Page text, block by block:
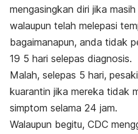
mengasingkan diri jika
walaupun telah melepasi
bagaimanapun, anda tidak
19 5 hari selepas diagnosis.
Malah, selepas 5 hari,
kuarantin jika mereka tidak
simptom selama 24 jam.
Walaupun begitu, CDC